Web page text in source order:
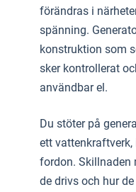
förändras i
spänning.
konstruktion som
sker kontrollerat
användbar el.
Du stöter på
ett
fordon. Skillnaden
de drivs och hur